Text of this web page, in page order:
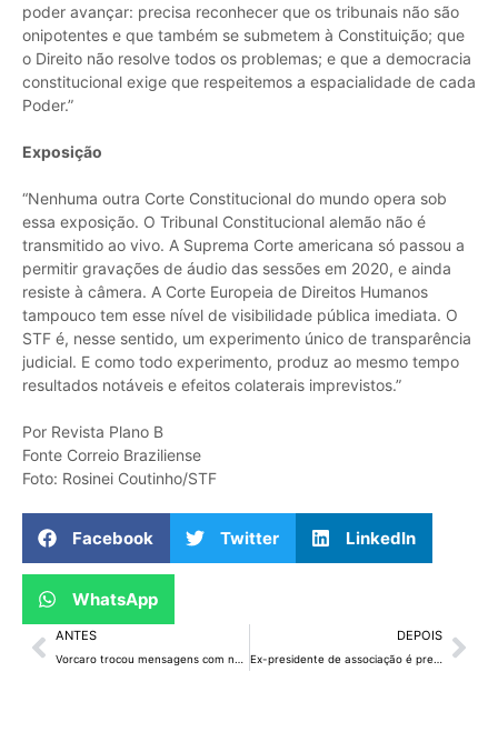
poder avançar: precisa reconhecer que os tribunais não são
onipotentes e que também se submetem à Constituição; que
o Direito não resolve todos os problemas; e que a democracia
constitucional exige que respeitemos a espacialidade de cada
Poder.”
Exposição
“Nenhuma outra Corte Constitucional do mundo opera sob
essa exposição. O Tribunal Constitucional alemão não é
transmitido ao vivo. A Suprema Corte americana só passou a
permitir gravações de áudio das sessões em 2020, e ainda
resiste à câmera. A Corte Europeia de Direitos Humanos
tampouco tem esse nível de visibilidade pública imediata. O
STF é, nesse sentido, um experimento único de transparência
judicial. E como todo experimento, produz ao mesmo tempo
resultados notáveis e efeitos colaterais imprevistos.”
Por Revista Plano B
Fonte Correio Braziliense
Foto: Rosinei Coutinho/STF
Facebook Twitter LinkedIn
WhatsApp
ANTES DEPOIS
Ex-presidente de associação é presa em operação contra desvios no INSS